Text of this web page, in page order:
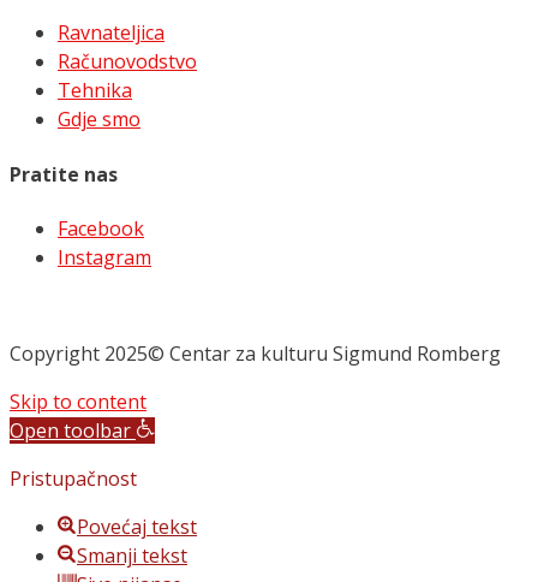
Ravnateljica
Računovodstvo
Tehnika
Gdje smo
Pratite nas
Facebook
Instagram
Copyright 2025© Centar za kulturu Sigmund Romberg
Skip to content
Open toolbar
Pristupačnost
Povećaj tekst
Smanji tekst